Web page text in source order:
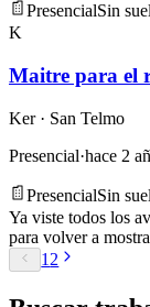
PresencialSin
K
Maitre para el
Ker· San Telmo
Presencial·hace 2
PresencialSin
Ya viste todos los
para volver a
1 2